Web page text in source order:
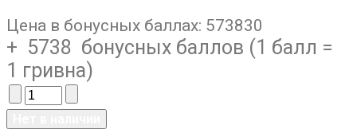
Цена в бонусных баллах: 573830
+ 5738 бонусных баллов (1 балл =
1 гривна)